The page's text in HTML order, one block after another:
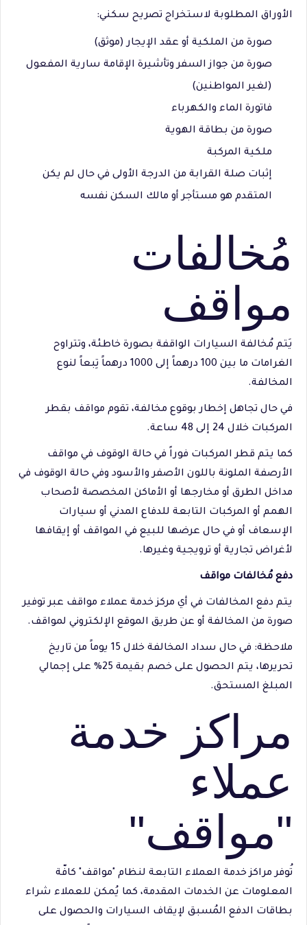
الأوراق المطلوبة لاستخراج تصريح سكني:
صورة من الملكية أو عقد الإيجار (موثق)
صورة من جواز السفر وتأشيرة الإقامة سارية المفعول
(لغير المواطنين)
فاتورة الماء والكهرباء
صورة من بطاقة الهوية
ملكية المركبة
إثبات صلة القرابة من الدرجة الأولى في حال لم يكن
المتقدم هو مستأجر أو مالك السكن نفسه
مُخالفات
مواقف
يَتم مُخالفة السيارات الواقفة بصورة خاطئة، وتتراوح
الغرامات ما بين 100 درهماً إلى 1000 درهماً تِبعاً لنوع
المخالفة.
في حال تجاهل إخطار بوقوع مخالفة، تقوم مواقف بقطر
المركبات خلال 24 إلى 48 ساعة.
كما يتم قطر المركبات فوراً في حالة الوقوف في مواقف
الأرصفة الملونة باللون الأصفر والأسود وفي حالة الوقوف في
مداخل الطرق أو مخارجها أو الأماكن المخصصة لأصحاب
الهمم أو المركبات التابعة للدفاع المدني أو سيارات
الإسعاف أو في حال عرضها للبيع في المواقف أو إيقافها
لأغراض تجارية أو ترويجية وغيرها.
دفع مُخالفات مواقف
يتم دفع المخالفات في أي مركز خدمة عملاء مواقف عبر توفير
صورة من المخالفة أو عن طريق الموقع الإلكتروني لمواقف.
ملاحظة: في حال سداد المخالفة خلال 15 يوماً من تاريخ
تحريرها، يتم الحصول على خصم بقيمة 25% على إجمالي
المبلغ المستحق.
مراكز خدمة
عملاء
"مواقف"
تُوفر مراكز خدمة العملاء التابعة لنظام "مواقف" كافّة
المعلومات عن الخدمات المقدمة، كما يُمكن للعملاء شراء
بطاقات الدفع المُسبق لإيقاف السيارات والحصول على